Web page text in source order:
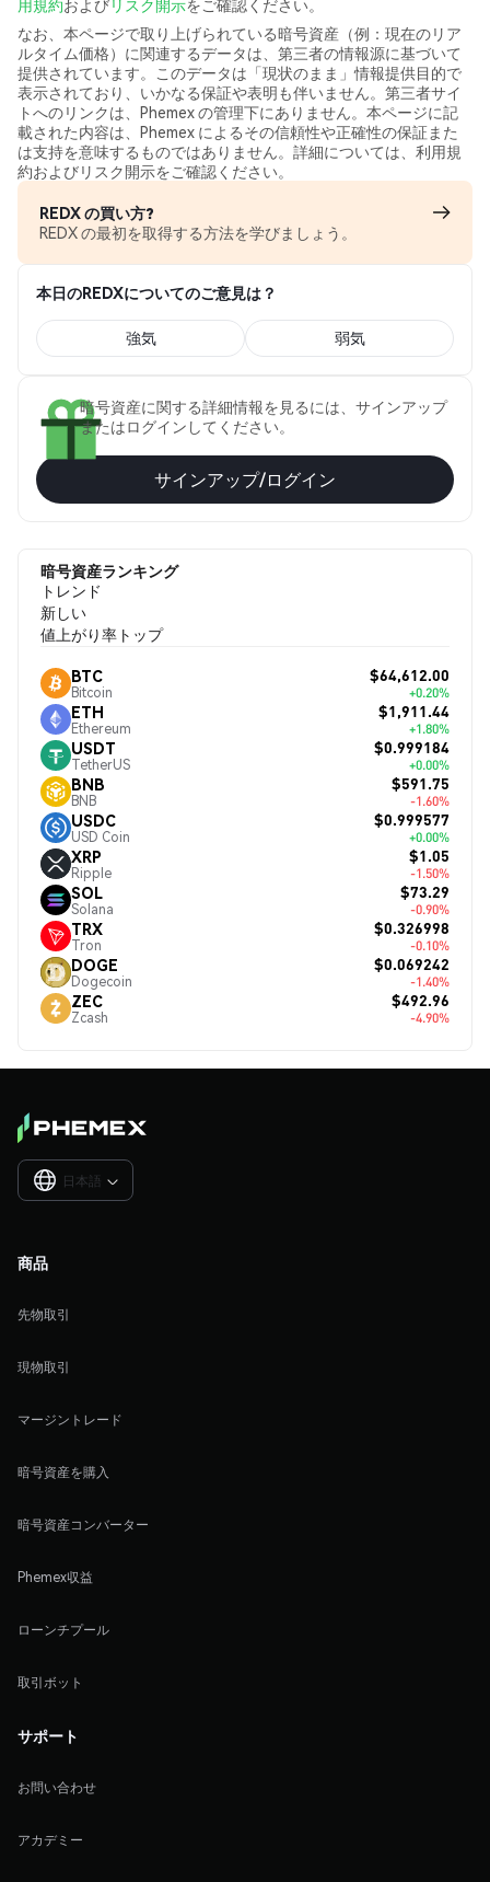
用規約およびリスク開示をご確認ください。
なお、本ページで取り上げられている暗号資産（例：現在のリア
ルタイム価格）に関連するデータは、第三者の情報源に基づいて
提供されています。このデータは「現状のまま」情報提供目的で
表示されており、いかなる保証や表明も伴いません。第三者サイ
トへのリンクは、Phemex の管理下にありません。本ページに記
載された内容は、Phemex によるその信頼性や正確性の保証また
は支持を意味するものではありません。詳細については、利用規
約およびリスク開示をご確認ください。
REDX の買い方?
REDX の最初を取得する方法を学びましょう。
本日のREDXについてのご意見は？
強気 弱気
暗号資産に関する詳細情報を見るには、サインアップ
またはログインしてください。
サインアップ/ログイン
暗号資産ランキング
トレンド
新しい
値上がり率トップ
BTC
Bitcoin
$64,612.00
+0.20%
ETH
Ethereum
$1,911.44
+1.80%
USDT
TetherUS
$0.999184
+0.00%
BNB
BNB
$591.75
-1.60%
USDC
USD Coin
$0.999577
+0.00%
XRP
Ripple
$1.05
-1.50%
SOL
Solana
$73.29
-0.90%
TRX
Tron
$0.326998
-0.10%
DOGE
Dogecoin
$0.069242
-1.40%
ZEC
Zcash
$492.96
-4.90%
日本語 
商品
先物取引
現物取引
マージントレード
暗号資産を購入
暗号資産コンバーター
Phemex収益
ローンチプール
取引ボット
サポート
お問い合わせ
アカデミー